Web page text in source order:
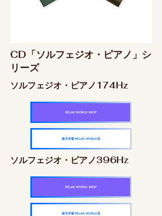
CD「ソルフェジオ・ピアノ」シ
リーズ
ソルフェジオ・ピアノ174Hz
RELAX WORLD SHOP
楽天市場 RELAX WORLD店
ソルフェジオ・ピアノ396Hz
RELAX WORLD SHOP
楽天市場 RELAX WORLD店